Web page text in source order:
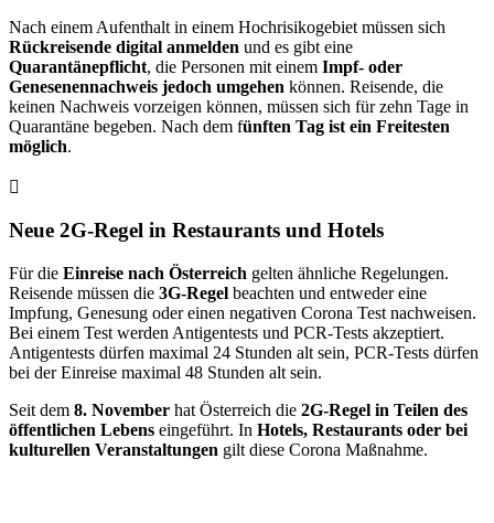
Nach einem Aufenthalt in einem Hochrisikogebiet müssen sich
Rückreisende digital anmelden und es gibt eine
Quarantänepflicht, die Personen mit einem Impf- oder
Genesenennachweis jedoch umgehen können. Reisende, die
keinen Nachweis vorzeigen können, müssen sich für zehn Tage in
Quarantäne begeben. Nach dem fünften Tag ist ein Freitesten
möglich.
Neue 2G-Regel in Restaurants und Hotels
Für die Einreise nach Österreich gelten ähnliche Regelungen.
Reisende müssen die 3G-Regel beachten und entweder eine
Impfung, Genesung oder einen negativen Corona Test nachweisen.
Bei einem Test werden Antigentests und PCR-Tests akzeptiert.
Antigentests dürfen maximal 24 Stunden alt sein, PCR-Tests dürfen
bei der Einreise maximal 48 Stunden alt sein.
Seit dem 8. November hat Österreich die 2G-Regel in Teilen des
öffentlichen Lebens eingeführt. In Hotels, Restaurants oder bei
kulturellen Veranstaltungen gilt diese Corona Maßnahme.